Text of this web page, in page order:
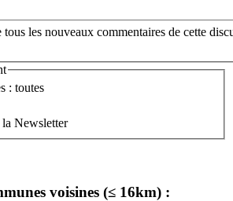
tous les nouveaux commentaires de cette
: toutes
Newsletter
voisines (≤ 16km) :